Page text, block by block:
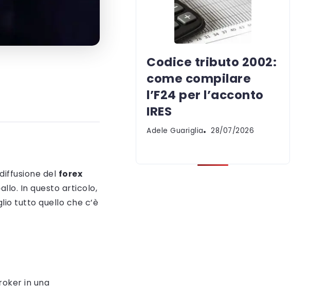
del forex
In questo articolo,
tutto quello che c’è
in una
Codice tributo 2002:
come compilare
l’F24 per l’acconto
IRES
Adele Guariglia 28/07/2026